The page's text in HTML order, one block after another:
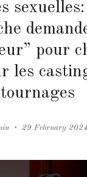
pour
les
tournages
Posted
29 February 2024